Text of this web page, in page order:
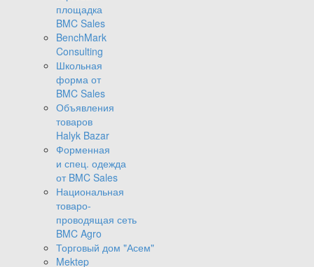
площадка
BMC Sales
BenchMark
Consulting
Школьная
форма от
BMC Sales
Объявления
товаров
Halyk Bazar
Форменная
и спец. одежда
от BMC Sales
Национальная
товаро-
проводящая сеть
BMC Agro
Торговый дом "Асем"
Mektep